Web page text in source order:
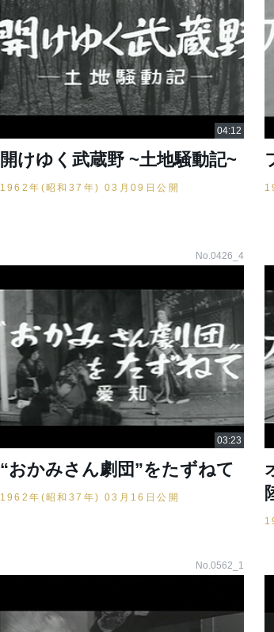
開けゆく武蔵野 ~土地騒動記~
1962年(昭和37年) 03月09日公開
No.0426_4
“おかみさん劇団”をたずねて
1962年(昭和37年) 03月16日公開
No.0562_1